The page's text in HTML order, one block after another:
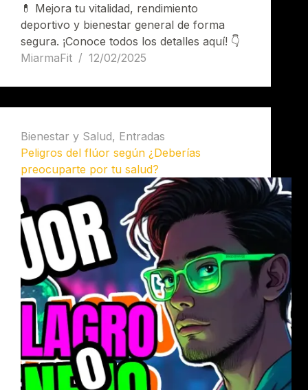
💊 Mejora tu vitalidad, rendimiento
deportivo y bienestar general de forma
segura. ¡Conoce todos los detalles aquí! 👇
MiarmaFit
12/02/2025
Bienestar y Salud, Entradas
Peligros del flúor según ¿Deberías
preocuparte por tu salud?